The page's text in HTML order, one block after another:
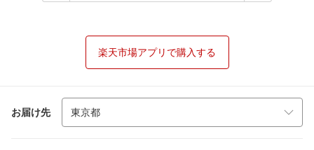
楽天市場アプリで購入する
お届け先